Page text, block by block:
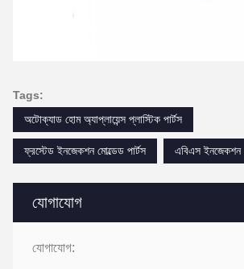
যোগাযোগ
যোগাযোগ:
Tags:
অটোক্যাড হোম অ্যাপ্লায়েন্স প্লাস্টিক পার্টস
ফ্রস্টেড ইনজেকশন মোল্ডেড পার্টস এবিএস ইনজেকশন